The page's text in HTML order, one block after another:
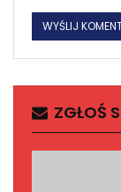
ZGŁOŚ